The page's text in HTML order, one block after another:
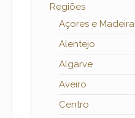
Regiões
Açores e Madeira
Alentejo
Algarve
Aveiro
Centro